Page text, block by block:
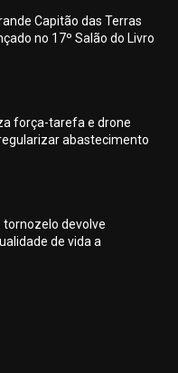
Capitão das Terras
no 17º Salão do Livro
força-tarefa e drone
abastecimento
devolve
de vida a